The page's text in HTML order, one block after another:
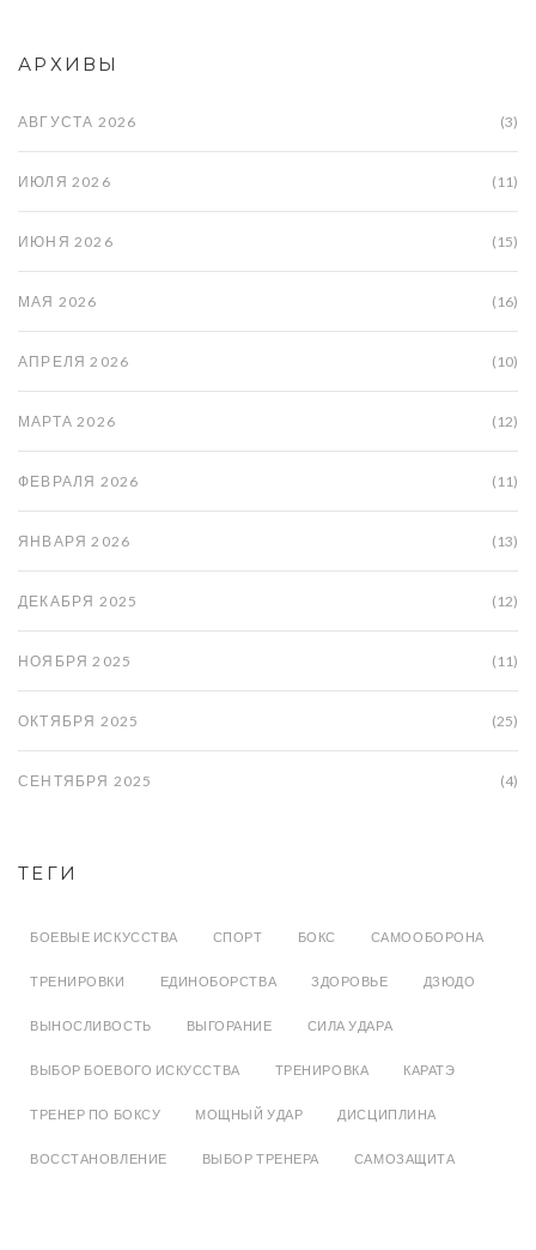
АРХИВЫ
АВГУСТА 2026 (3)
ИЮЛЯ 2026 (11)
ИЮНЯ 2026 (15)
МАЯ 2026 (16)
АПРЕЛЯ 2026 (10)
МАРТА 2026 (12)
ФЕВРАЛЯ 2026 (11)
ЯНВАРЯ 2026 (13)
ДЕКАБРЯ 2025 (12)
НОЯБРЯ 2025 (11)
ОКТЯБРЯ 2025 (25)
СЕНТЯБРЯ 2025 (4)
ТЕГИ
БОЕВЫЕ ИСКУССТВА СПОРТ БОКС САМООБОРОНА
ТРЕНИРОВКИ ЕДИНОБОРСТВА ЗДОРОВЬЕ ДЗЮДО
ВЫНОСЛИВОСТЬ ВЫГОРАНИЕ СИЛА УДАРА
ВЫБОР БОЕВОГО ИСКУССТВА ТРЕНИРОВКА КАРАТЭ
ТРЕНЕР ПО БОКСУ МОЩНЫЙ УДАР ДИСЦИПЛИНА
ВОССТАНОВЛЕНИЕ ВЫБОР ТРЕНЕРА САМОЗАЩИТА